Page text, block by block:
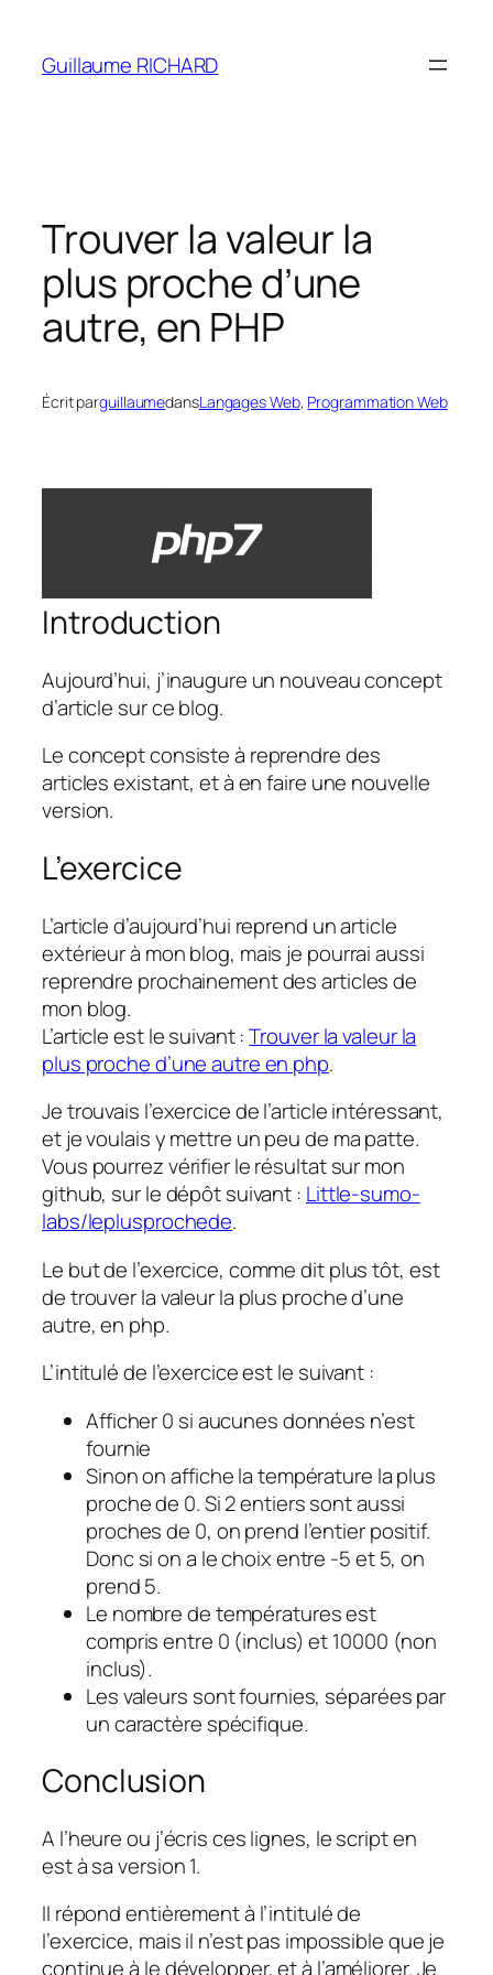
contenu
Guillaume RICHARD
Trouver la valeur la
plus proche d’une
autre, en PHP
Écrit parguillaumedansLangages Web, Programmation Web
Introduction
Aujourd’hui, j’inaugure un nouveau concept
d’article sur ce blog.
Le concept consiste à reprendre des
articles existant, et à en faire une nouvelle
version.
L’exercice
L’article d’aujourd’hui reprend un article
extérieur à mon blog, mais je pourrai aussi
reprendre prochainement des articles de
mon blog.
L’article est le suivant :Trouver la valeur la
plus proche d’une autre en php.
Je trouvais l’exercice de l’article intéressant,
et je voulais y mettre un peu de ma patte.
Vous pourrez vérifier le résultat sur mon
github, sur le dépôt suivant : Little-sumo-
labs/leplusprochede.
Le but de l’exercice, comme dit plus tôt, est
de trouver la valeur la plus proche d’une
autre, en php.
L’intitulé de l’exercice est le suivant :
Afficher 0 si aucunes données n’est
fournie
Sinon on affiche la température la plus
proche de 0. Si 2 entiers sont aussi
proches de 0, on prend l’entier positif.
Donc si on a le choix entre -5 et 5, on
prend 5.
Le nombre de températures est
compris entre 0 (inclus) et 10000 (non
inclus).
Les valeurs sont fournies, séparées par
un caractère spécifique.
Conclusion
A l’heure ou j’écris ces lignes, le script en
est à sa version 1.
Il répond entièrement à l’intitulé de
l’exercice, mais il n’est pas impossible que je
continue à le développer, et à l’améliorer. Je